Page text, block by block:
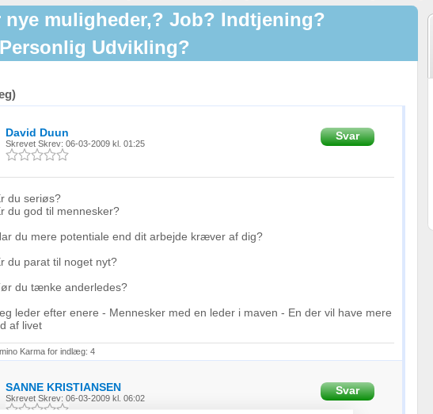
nye muligheder,? Job? Indtjening?
Udvikling?
Svar
David Duun
Skrevet Skrev: 06-03-2009 kl. 01:25
du seriøs?
du god til mennesker?
du mere potentiale end dit arbejde kræver af dig?
du parat til noget nyt?
du tænke anderledes?
leder efter enere - Mennesker med en leder i maven - En der vil have mere
af livet
Karma for indlæg: 4
Svar
SANNE KRISTIANSEN
Skrevet Skrev: 06-03-2009 kl. 06:02